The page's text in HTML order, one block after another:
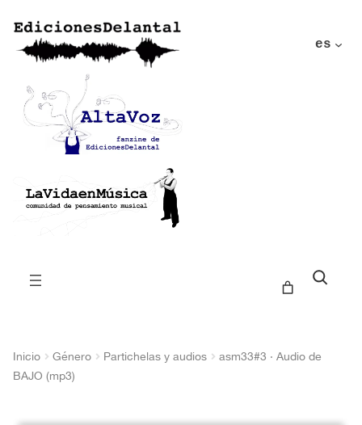
es
Buscar
Inicio Género Partichelas y audios
asm33#3 · Audio de
BAJO (mp3)